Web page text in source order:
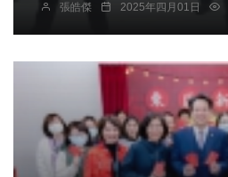
張皓傑 2025年四月01日